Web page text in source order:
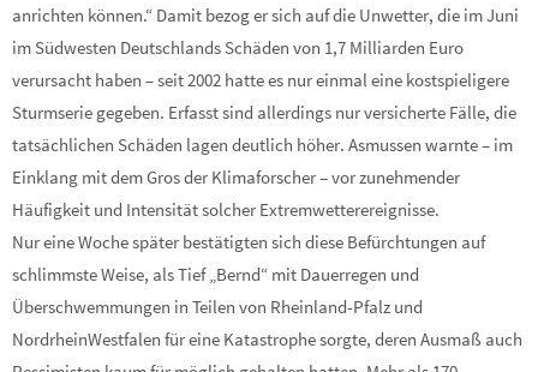
anrichten können.“ Damit bezog er sich auf die Unwetter, die im Juni
im Südwesten Deutschlands Schäden von 1,7 Milliarden Euro
verursacht haben – seit 2002 hatte es nur einmal eine kostspieligere
Sturmserie gegeben. Erfasst sind allerdings nur versicherte Fälle, die
tatsächlichen Schäden lagen deutlich höher. Asmussen warnte – im
Einklang mit dem Gros der Klimaforscher – vor zunehmender
Häufigkeit und Intensität solcher Extremwetterereignisse.
Nur eine Woche später bestätigten sich diese Befürchtungen auf
schlimmste Weise, als Tief „Bernd“ mit Dauerregen und
Überschwemmungen in Teilen von Rheinland-Pfalz und
NordrheinWestfalen für eine Katastrophe sorgte, deren Ausmaß auch